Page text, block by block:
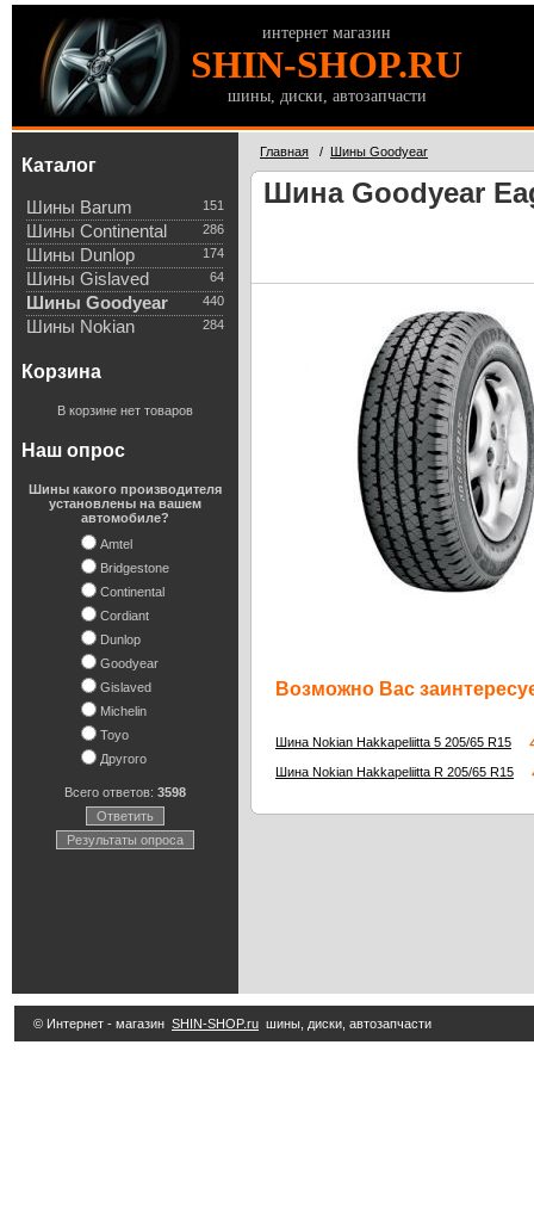
интернет магазин
SHIN-SHOP.RU
шины, диски, автозапчасти
Каталог
151
Шины Barum
286
Шины Continental
174
Шины Dunlop
64
Шины Gislaved
440
Шины Goodyear
284
Шины Nokian
Корзина
В корзине нет товаров
Наш опрос
Шины какого производителя
установлены на вашем
автомобиле?
Amtel
Bridgestone
Continental
Cordiant
Dunlop
Goodyear
Gislaved
Michelin
Toyo
Другого
Всего ответов: 3598
Ответить
Результаты опроса
Главная / Шины Goodyear
Шина Goodyear
Возможно Вас
Шина Nokian Hakkapeliitta 5 205/65 R15
Шина Nokian Hakkapeliitta R 205/65 R15
© Интернет - магазин SHIN-SHOP.ru шины, диски, автозапчасти